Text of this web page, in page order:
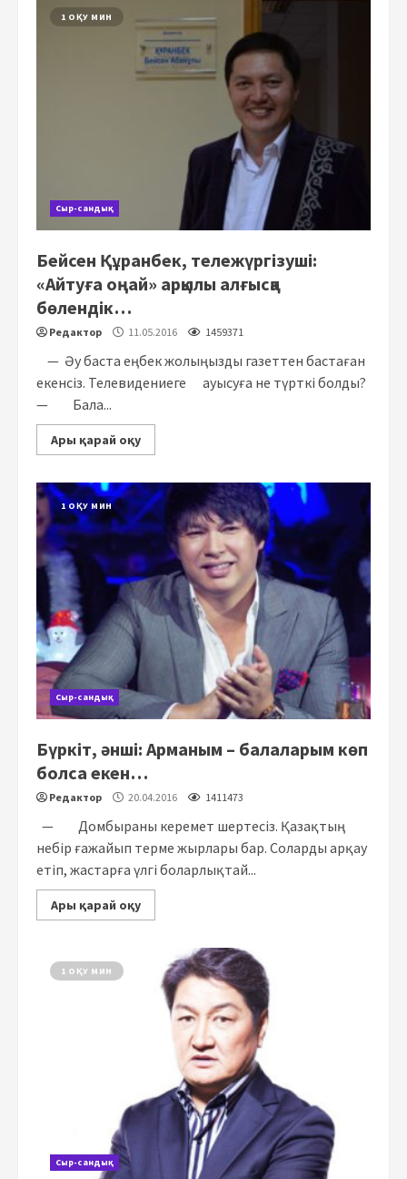
1 ОҚУ МИН
Сыр-сандық
Бейсен Құранбек, тележүргізуші:
«Айтуға оңай» арқылы алғысқа
бөлендік…
Редактор 11.05.2016 1459371
— Әу баста еңбек жолыңызды газеттен бастаған
екенсіз. Телевидениеге ауысуға не түрткі болды?
— Бала...
Ары қарай оқу
1 ОҚУ МИН
Сыр-сандық
Бүркіт, әнші: Арманым – балаларым көп
болса екен…
Редактор 20.04.2016 1411473
— Домбыраны керемет шертесіз. Қазақтың
небір ғажайып терме жырлары бар. Соларды арқау
етіп, жастарға үлгі боларлықтай...
Ары қарай оқу
1 ОҚУ МИН
Сыр-сандық